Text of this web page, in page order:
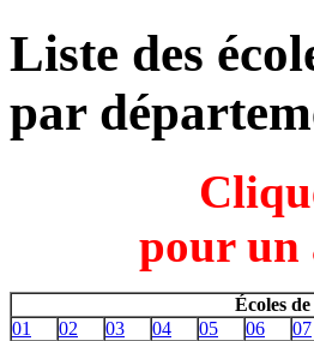
Liste des
par
pour un
Écoles
01
02 03 04 05 06 07